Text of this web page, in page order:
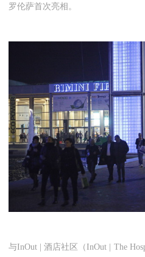
罗伦萨首次亮相。
与InOut | 酒店社区（InOut | The